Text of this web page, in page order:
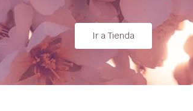
Ir a Tienda